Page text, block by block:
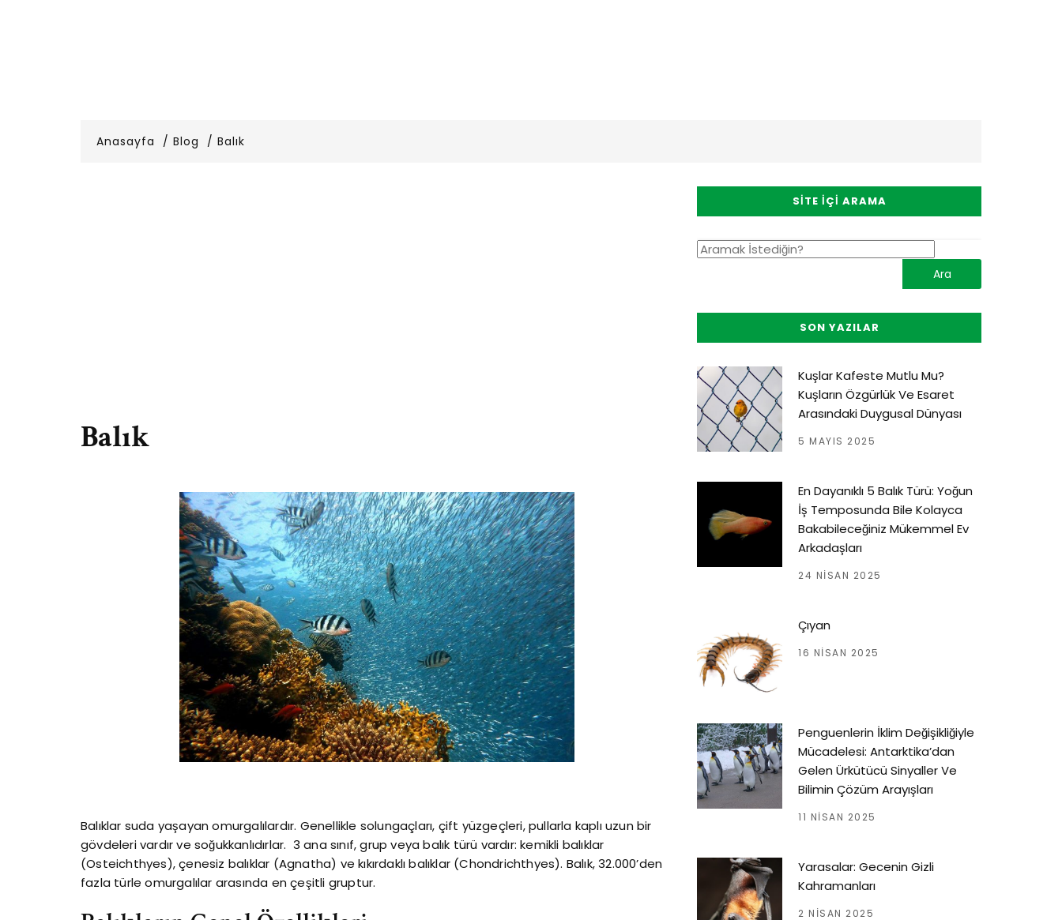
Anasayfa Blog Balık
Balık
Balıklar suda yaşayan omurgalılardır. Genellikle solungaçları, çift yüzgeçleri, pullarla kaplı uzun bir
gövdeleri vardır ve soğukkanlıdırlar. 3 ana sınıf, grup veya balık türü vardır: kemikli balıklar
(Osteichthyes), çenesiz balıklar (Agnatha) ve kıkırdaklı balıklar (Chondrichthyes). Balık, 32.000’den
fazla türle omurgalılar arasında en çeşitli gruptur.
SITE İÇI ARAMA
SON YAZILAR
Kuşlar Kafeste Mutlu Mu?
Kuşların Özgürlük Ve Esaret
Arasındaki Duygusal Dünyası
5 MAYIS 2025
En Dayanıklı 5 Balık Türü: Yoğun
İş Temposunda Bile Kolayca
Bakabileceğiniz Mükemmel Ev
Arkadaşları
24 NISAN 2025
Çıyan
16 NISAN 2025
Penguenlerin İklim Değişikliğiyle
Mücadelesi: Antarktika’dan
Gelen Ürkütücü Sinyaller Ve
Bilimin Çözüm Arayışları
11 NISAN 2025
Yarasalar: Gecenin Gizli
Kahramanları
2 NISAN 2025